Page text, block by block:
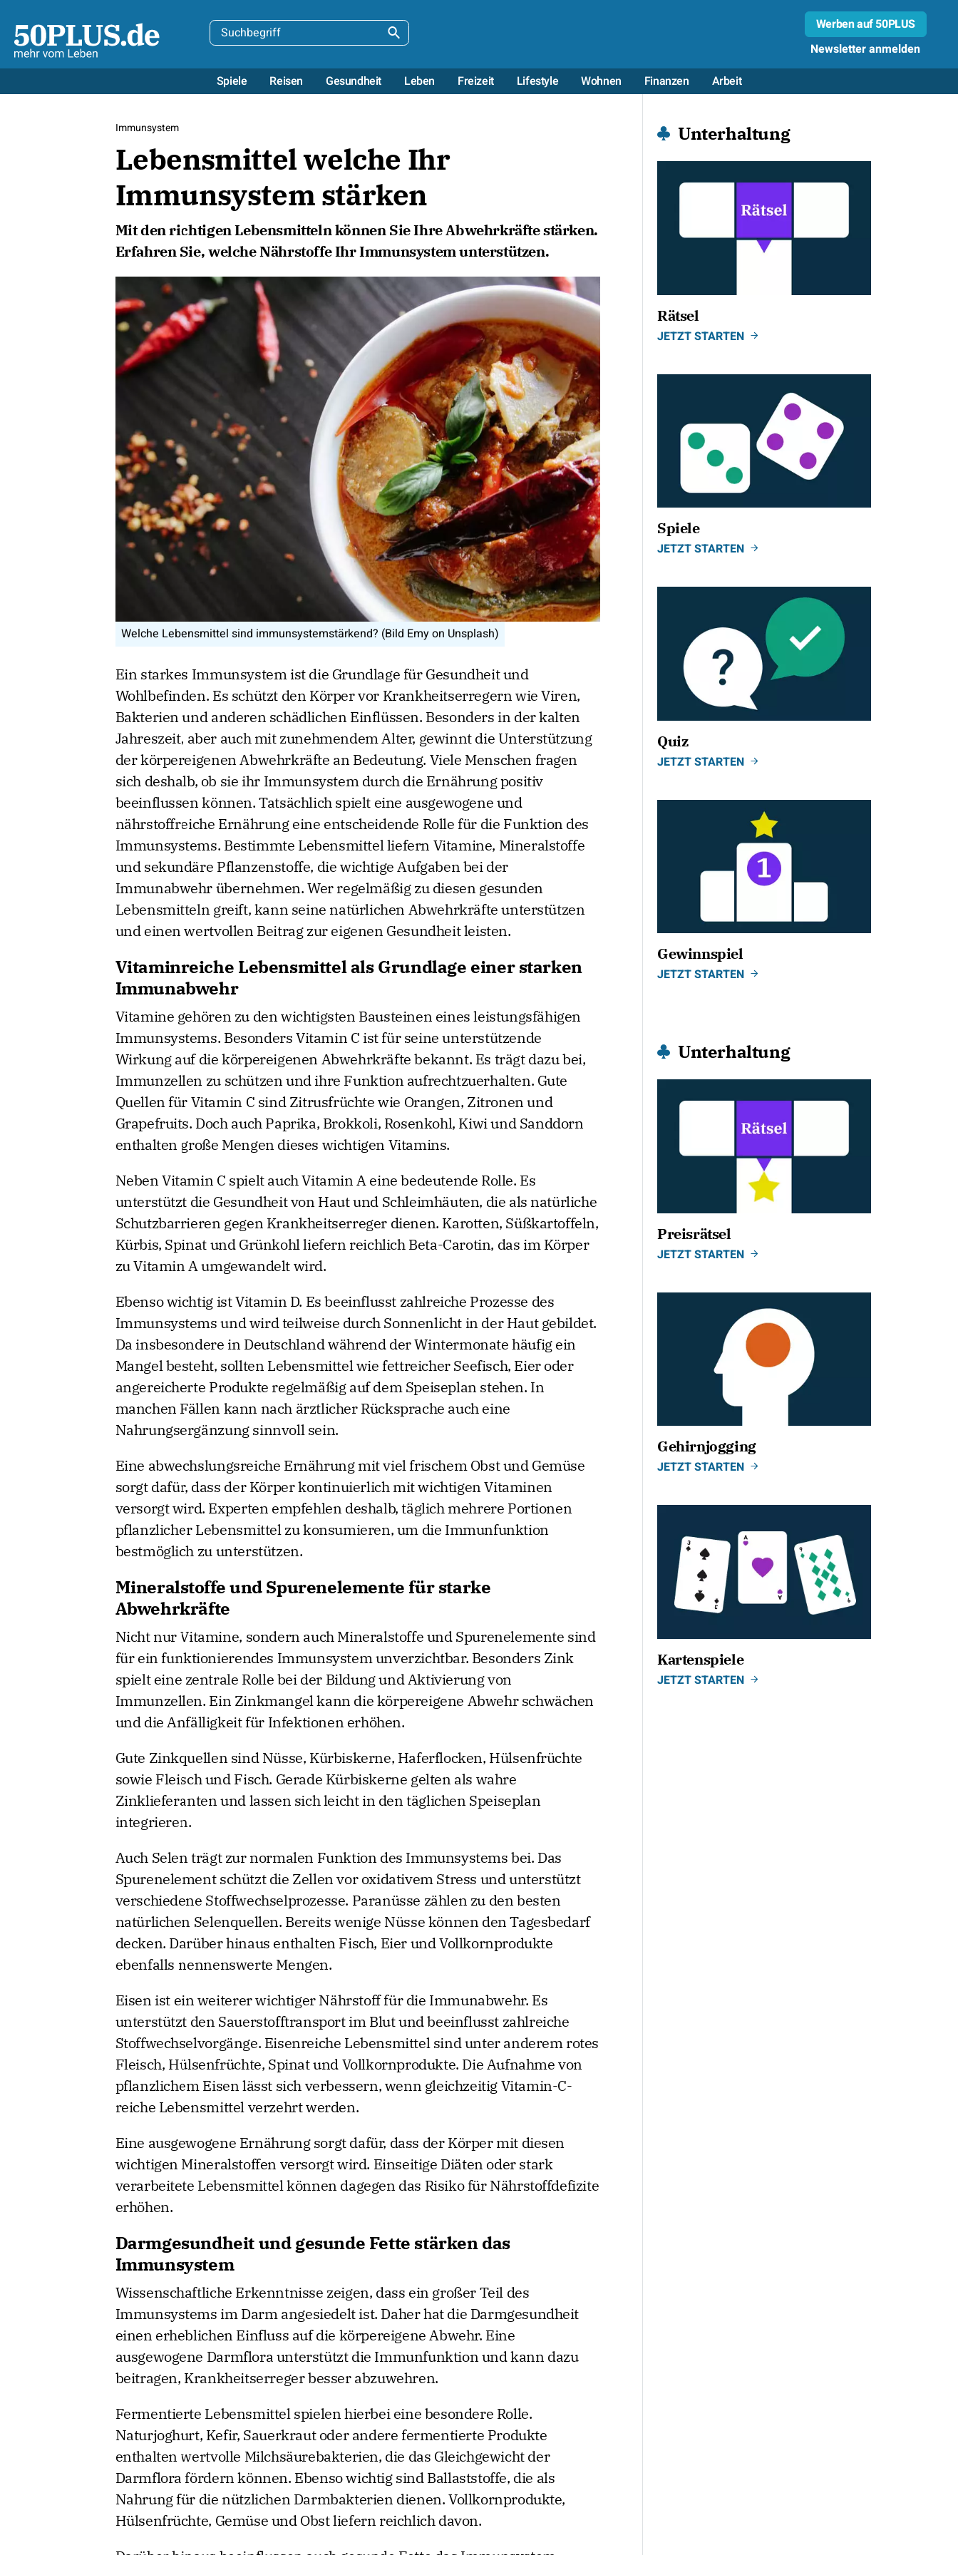
Werben auf 50PLUS
Newsletter anmelden
Spiele
Reisen Gesundheit Leben Freizeit Lifestyle Wohnen Finanzen Arbeit
Immunsystem
Lebensmittel welche Ihr
Immunsystem stärken
Mit den richtigen Lebensmitteln können Sie Ihre Abwehrkräfte stärken.
Erfahren Sie, welche Nährstoffe Ihr Immunsystem unterstützen.
Welche Lebensmittel sind immunsystemstärkend? (Bild Emy on Unsplash)
Ein starkes Immunsystem ist die Grundlage für Gesundheit und
Wohlbefinden. Es schützt den Körper vor Krankheitserregern wie Viren,
Bakterien und anderen schädlichen Einflüssen. Besonders in der kalten
Jahreszeit, aber auch mit zunehmendem Alter, gewinnt die Unterstützung
der körpereigenen Abwehrkräfte an Bedeutung. Viele Menschen fragen
sich deshalb, ob sie ihr Immunsystem durch die Ernährung positiv
beeinflussen können. Tatsächlich spielt eine ausgewogene und
nährstoffreiche Ernährung eine entscheidende Rolle für die Funktion des
Immunsystems. Bestimmte Lebensmittel liefern Vitamine, Mineralstoffe
und sekundäre Pflanzenstoffe, die wichtige Aufgaben bei der
Immunabwehr übernehmen. Wer regelmäßig zu diesen gesunden
Lebensmitteln greift, kann seine natürlichen Abwehrkräfte unterstützen
und einen wertvollen Beitrag zur eigenen Gesundheit leisten.
Vitaminreiche Lebensmittel als Grundlage einer starken
Immunabwehr
Vitamine gehören zu den wichtigsten Bausteinen eines leistungsfähigen
Immunsystems. Besonders Vitamin C ist für seine unterstützende
Wirkung auf die körpereigenen Abwehrkräfte bekannt. Es trägt dazu bei,
Immunzellen zu schützen und ihre Funktion aufrechtzuerhalten. Gute
Quellen für Vitamin C sind Zitrusfrüchte wie Orangen, Zitronen und
Grapefruits. Doch auch Paprika, Brokkoli, Rosenkohl, Kiwi und Sanddorn
enthalten große Mengen dieses wichtigen Vitamins.
Neben Vitamin C spielt auch Vitamin A eine bedeutende Rolle. Es
unterstützt die Gesundheit von Haut und Schleimhäuten, die als natürliche
Schutzbarrieren gegen Krankheitserreger dienen. Karotten, Süßkartoffeln,
Kürbis, Spinat und Grünkohl liefern reichlich Beta-Carotin, das im Körper
zu Vitamin A umgewandelt wird.
Ebenso wichtig ist Vitamin D. Es beeinflusst zahlreiche Prozesse des
Immunsystems und wird teilweise durch Sonnenlicht in der Haut gebildet.
Da insbesondere in Deutschland während der Wintermonate häufig ein
Mangel besteht, sollten Lebensmittel wie fettreicher Seefisch, Eier oder
angereicherte Produkte regelmäßig auf dem Speiseplan stehen. In
manchen Fällen kann nach ärztlicher Rücksprache auch eine
Nahrungsergänzung sinnvoll sein.
Eine abwechslungsreiche Ernährung mit viel frischem Obst und Gemüse
sorgt dafür, dass der Körper kontinuierlich mit wichtigen Vitaminen
versorgt wird. Experten empfehlen deshalb, täglich mehrere Portionen
pflanzlicher Lebensmittel zu konsumieren, um die Immunfunktion
bestmöglich zu unterstützen.
Mineralstoffe und Spurenelemente für starke
Abwehrkräfte
Nicht nur Vitamine, sondern auch Mineralstoffe und Spurenelemente sind
für ein funktionierendes Immunsystem unverzichtbar. Besonders Zink
spielt eine zentrale Rolle bei der Bildung und Aktivierung von
Immunzellen. Ein Zinkmangel kann die körpereigene Abwehr schwächen
und die Anfälligkeit für Infektionen erhöhen.
Gute Zinkquellen sind Nüsse, Kürbiskerne, Haferflocken, Hülsenfrüchte
sowie Fleisch und Fisch. Gerade Kürbiskerne gelten als wahre
Zinklieferanten und lassen sich leicht in den täglichen Speiseplan
integrieren.
Auch Selen trägt zur normalen Funktion des Immunsystems bei. Das
Spurenelement schützt die Zellen vor oxidativem Stress und unterstützt
verschiedene Stoffwechselprozesse. Paranüsse zählen zu den besten
natürlichen Selenquellen. Bereits wenige Nüsse können den Tagesbedarf
decken. Darüber hinaus enthalten Fisch, Eier und Vollkornprodukte
ebenfalls nennenswerte Mengen.
Eisen ist ein weiterer wichtiger Nährstoff für die Immunabwehr. Es
unterstützt den Sauerstofftransport im Blut und beeinflusst zahlreiche
Stoffwechselvorgänge. Eisenreiche Lebensmittel sind unter anderem rotes
Fleisch, Hülsenfrüchte, Spinat und Vollkornprodukte. Die Aufnahme von
pflanzlichem Eisen lässt sich verbessern, wenn gleichzeitig Vitamin-C-
reiche Lebensmittel verzehrt werden.
Eine ausgewogene Ernährung sorgt dafür, dass der Körper mit diesen
wichtigen Mineralstoffen versorgt wird. Einseitige Diäten oder stark
verarbeitete Lebensmittel können dagegen das Risiko für Nährstoffdefizite
erhöhen.
Darmgesundheit und gesunde Fette stärken das
Immunsystem
Wissenschaftliche Erkenntnisse zeigen, dass ein großer Teil des
Immunsystems im Darm angesiedelt ist. Daher hat die Darmgesundheit
einen erheblichen Einfluss auf die körpereigene Abwehr. Eine
ausgewogene Darmflora unterstützt die Immunfunktion und kann dazu
beitragen, Krankheitserreger besser abzuwehren.
Fermentierte Lebensmittel spielen hierbei eine besondere Rolle.
Naturjoghurt, Kefir, Sauerkraut oder andere fermentierte Produkte
enthalten wertvolle Milchsäurebakterien, die das Gleichgewicht der
Darmflora fördern können. Ebenso wichtig sind Ballaststoffe, die als
Nahrung für die nützlichen Darmbakterien dienen. Vollkornprodukte,
Hülsenfrüchte, Gemüse und Obst liefern reichlich davon.
Unterhaltung
Rätsel
JETZT STARTEN
Spiele
JETZT STARTEN
Quiz
JETZT STARTEN
Gewinnspiel
JETZT STARTEN
Unterhaltung
Preisrätsel
JETZT STARTEN
Gehirnjogging
JETZT STARTEN
Kartenspiele
JETZT STARTEN